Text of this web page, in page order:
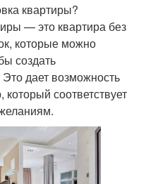
квартиры?
— это квартира без
которые можно
создать
дает возможность
соответствует